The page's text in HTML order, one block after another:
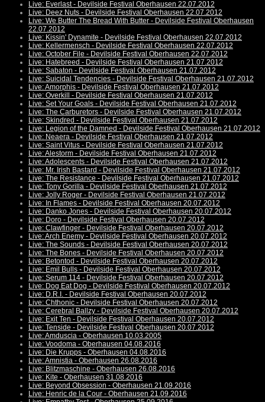
Live: Everlast - Devilside Festival Oberhausen 22.07.2012
Live: Deez Nuts - Devilside Festival Oberhausen 22.07.2012
Live: We Butter The Bread With Butter - Devilside Festival Oberhausen
22.07.2012
Live: Kissin' Dynamite - Devilside Festival Oberhausen 22.07.2012
Live: Kellermensch - Devilside Festival Oberhausen 22.07.2012
Live: October File - Devilside Festival Oberhausen 22.07.2012
Live: Hatebreed - Devilside Festival Oberhausen 21.07.2012
Live: Sabaton - Devilside Festival Oberhausen 21.07.2012
Live: Suicidal Tendencies - Devilside Festival Oberhausen 21.07.2012
Live: Amorphis - Devilside Festival Oberhausen 21.07.2012
Live: Overkill - Devilside Festival Oberhausen 21.07.2012
Live: Set Your Goals - Devilside Festival Oberhausen 21.07.2012
Live: The Carburetors - Devilside Festival Oberhausen 21.07.2012
Live: Skindred - Devilside Festival Oberhausen 21.07.2012
Live: Legion of the Damned - Devilside Festival Oberhausen 21.07.2012
Live: Neaera - Devilside Festival Oberhausen 21.07.2012
Live: Saint Vitus - Devilside Festival Oberhausen 21.07.2012
Live: Alestorm - Devilside Festival Oberhausen 21.07.2012
Live: Adolescents - Devilside Festival Oberhausen 21.07.2012
Live: Mr. Irish Bastard - Devilside Festival Oberhausen 21.07.2012
Live: The Resistance - Devilside Festival Oberhausen 21.07.2012
Live: Tony Gorilla - Devilside Festival Oberhausen 21.07.2012
Live: Jolly Roger - Devilside Festival Oberhausen 21.07.2012
Live: In Flames - Devilside Festival Oberhausen 20.07.2012
Live: Danko Jones - Devilside Festival Oberhausen 20.07.2012
Live: Doro - Devilside Festival Oberhausen 20.07.2012
Live: Clawfinger - Devilside Festival Oberhausen 20.07.2012
Live: Arch Enemy - Devilside Festival Oberhausen 20.07.2012
Live: The Sounds - Devilside Festival Oberhausen 20.07.2012
Live: The Bones - Devilside Festival Oberhausen 20.07.2012
Live: Betontod - Devilside Festival Oberhausen 20.07.2012
Live: Emil Bulls - Devilside Festival Oberhausen 20.07.2012
Live: Serum 114 - Devilside Festival Oberhausen 20.07.2012
Live: Dog Eat Dog - Devilside Festival Oberhausen 20.07.2012
Live: D.R.I. - Devilside Festival Oberhausen 20.07.2012
Live: Chthonic - Devilside Festival Oberhausen 20.07.2012
Live: Cerebral Ballzy - Devilside Festival Oberhausen 20.07.2012
Live: Exit Ten - Devilside Festival Oberhausen 20.07.2012
Live: Tenside - Devilside Festival Oberhausen 20.07.2012
Live: Amduscia - Oberhausen 10.03.2005
Live: Voodoma - Oberhausen 04.08.2016
Live: Die Krupps - Oberhausen 04.08.2016
Live: Amnistia - Oberhausen 26.08.2016
Live: Blitzmaschine - Oberhausen 26.08.2016
Live: Kite - Oberhausen 31.08.2016
Live: Beyond Obsession - Oberhausen 21.09.2016
Live: Henric de la Cour - Oberhausen 21.09.2016